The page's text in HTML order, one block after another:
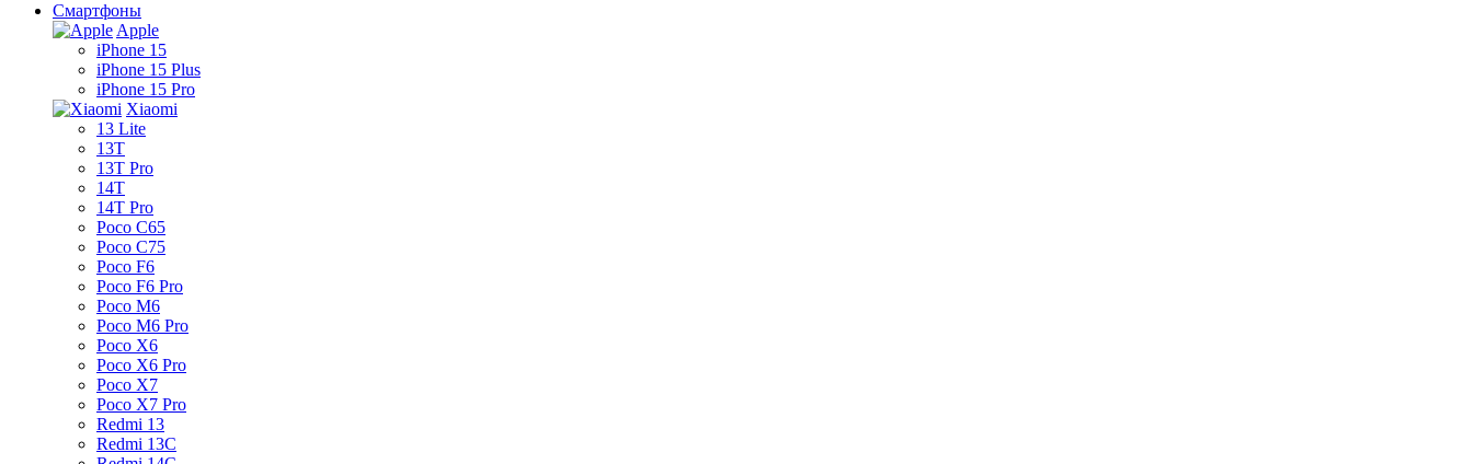
Смартфоны
Apple
iPhone 15
iPhone 15 Plus
iPhone 15 Pro
Xiaomi
13 Lite
13T
13T Pro
14T
14T Pro
Poco C65
Poco C75
Poco F6
Poco F6 Pro
Poco M6
Poco M6 Pro
Poco X6
Poco X6 Pro
Poco X7
Poco X7 Pro
Redmi 13
Redmi 13C